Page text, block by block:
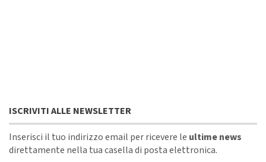
ISCRIVITI ALLE NEWSLETTER
Inserisci il tuo indirizzo email per ricevere le ultime news
direttamente nella tua casella di posta elettronica.